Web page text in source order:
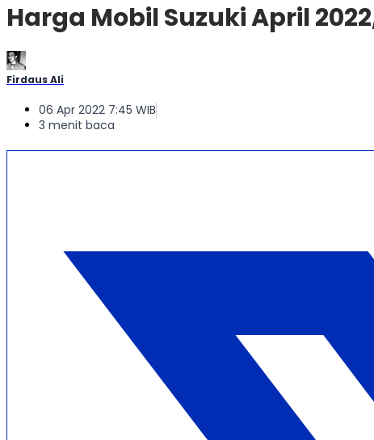
Harga Mobil Suzuki April
Firdaus Ali
06 Apr 2022 7:45 WIB
3 menit baca